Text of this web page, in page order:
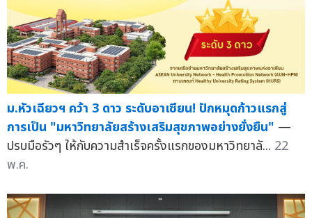
ม.หัวเฉียวฯ คว้า 3 ดาว ระดับอาเซียน! ปักหมุดก้าวแรกสู่
การเป็น "มหาวิทยาลัยสร้างเสริมสุขภาพอย่างยั่งยืน" —
ปรบมือรัวๆ ให้กับความสำเร็จครั้งแรกของมหาวิทยาลั... 22
พ.ค.